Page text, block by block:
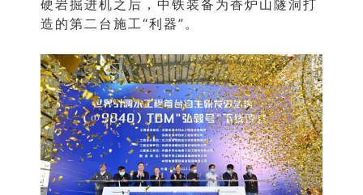
硬岩掘进机之后，中铁装备为香炉山隧洞打
造的第二台施工“利器”。